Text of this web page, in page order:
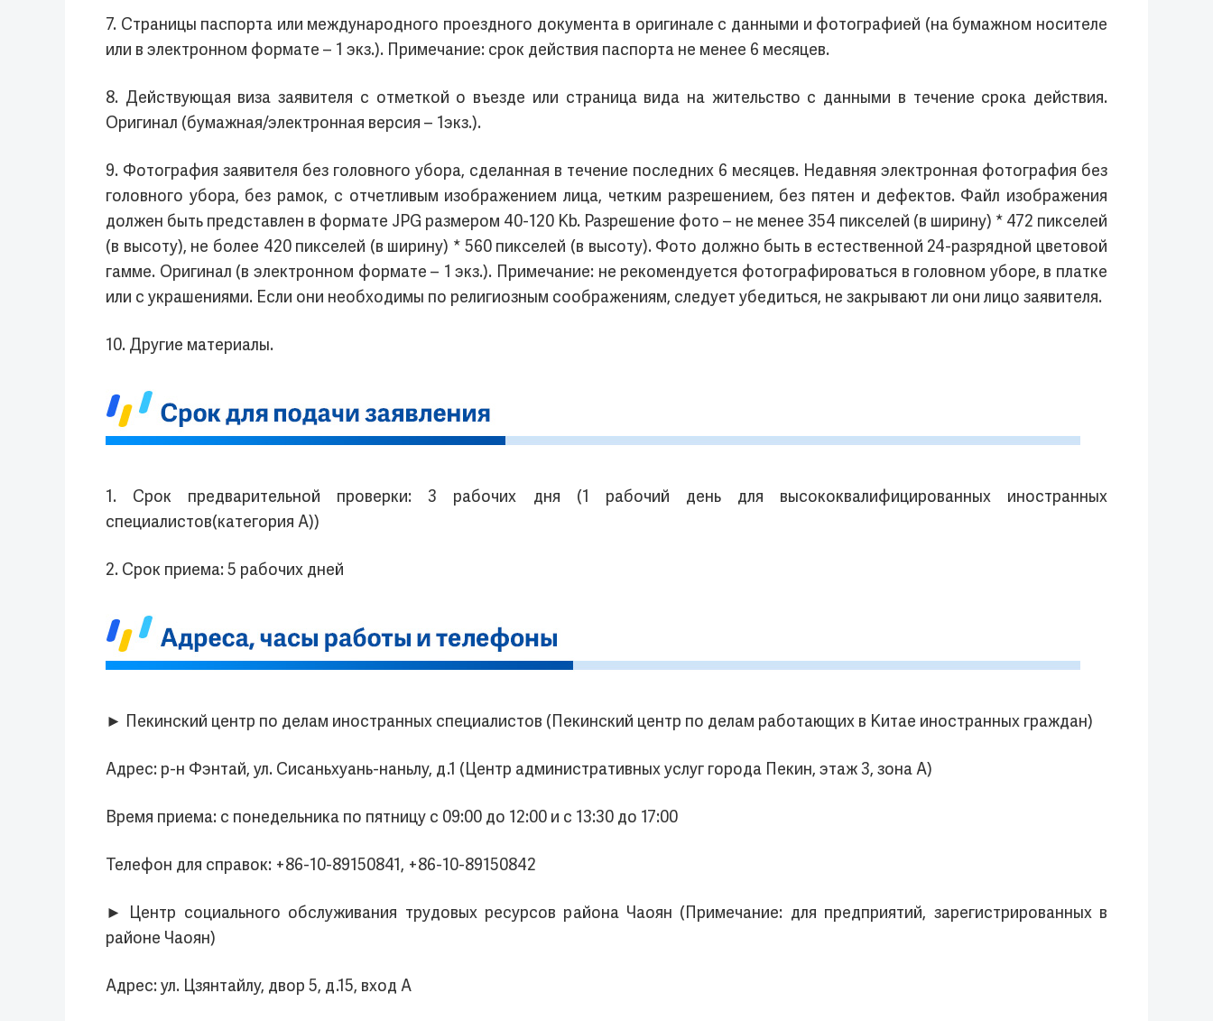
7. Страницы паспорта или международного проездного документа в оригинале с данными и фотографией (на бумажном носителе
или в электронном формате – 1 экз.). Примечание: срок действия паспорта не менее 6 месяцев.
8. Действующая виза заявителя с отметкой о въезде или страница вида на жительство с данными в течение срока действия.
Оригинал (бумажная/электронная версия – 1экз.).
9. Фотография заявителя без головного убора, сделанная в течение последних 6 месяцев. Недавняя электронная фотография без
головного убора, без рамок, с отчетливым изображением лица, четким разрешением, без пятен и дефектов. Файл изображения
должен быть представлен в формате JPG размером 40-120 Kb. Разрешение фото – не менее 354 пикселей (в ширину) * 472 пикселей
(в высоту), не более 420 пикселей (в ширину) * 560 пикселей (в высоту). Фото должно быть в естественной 24-разрядной цветовой
гамме. Оригинал (в электронном формате – 1 экз.). Примечание: не рекомендуется фотографироваться в головном уборе, в платке
или с украшениями. Если они необходимы по религиозным соображениям, следует убедиться, не закрывают ли они лицо заявителя.
10. Другие материалы.
1. Срок предварительной проверки: 3 рабочих дня (1 рабочий день для высококвалифицированных иностранных
специалистов(категория А))
2. Срок приема: 5 рабочих дней
► Пекинский центр по делам иностранных специалистов (Пекинский центр по делам работающих в Китае иностранных граждан)
Адрес: р-н Фэнтай, ул. Сисаньхуань-наньлу, д.1 (Центр административных услуг города Пекин, этаж 3, зона А)
Время приема: с понедельника по пятницу с 09:00 до 12:00 и с 13:30 до 17:00
Телефон для справок: +86-10-89150841, +86-10-89150842
► Центр социального обслуживания трудовых ресурсов района Чаоян (Примечание: для предприятий, зарегистрированных в
районе Чаоян)
Адрес: ул. Цзянтайлу, двор 5, д.15, вход A